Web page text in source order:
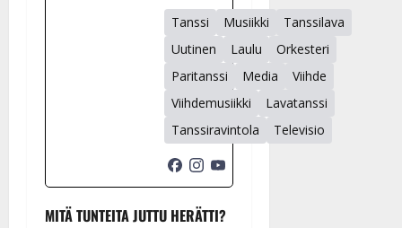
Tanssi Musiikki
Tanssilava
Uutinen
Laulu
Orkesteri
Paritanssi
Media
Viihde
Viihdemusiikki
Lavatanssi
Tanssiravintola
Televisio
MITÄ TUNTEITA JUTTU HERÄTTI?